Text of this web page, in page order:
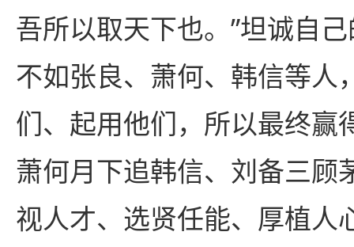
吾所以取天下也。”坦诚自
不如张良、萧何、韩信等人
们、起用他们，所以最终赢
萧何月下追韩信、刘备三顾
视人才、选贤任能、厚植人